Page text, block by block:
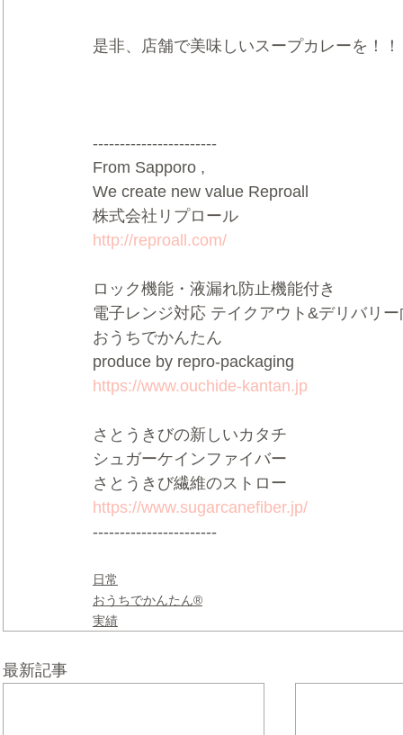
是非、店舗で美味しいスープカレーを！！
-----------------------
From Sapporo ,
We create new value Reproall
株式会社リプロール
http://reproall.com/
ロック機能・液漏れ防止機能付き
電子レンジ対応 テイクアウト&デリバリ
おうちでかんたん
produce by repro-packaging
https://www.ouchide-kantan.jp
さとうきびの新しいカタチ
シュガーケインファイバー
さとうきび繊維のストロー
https://www.sugarcanefiber.jp/
-----------------------
日常
おうちでかんたん®
実績
最新記事